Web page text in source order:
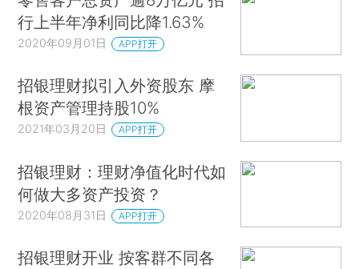
行上半年净利同比降1.63%
2020年09月01日 APP打开
招银理财拟引入外资股东 摩
根资产管理持股10%
2021年03月20日 APP打开
招银理财：理财净值化时代如
何做大多资产投资？
2020年08月31日 APP打开
招银理财开业 按客群不同各